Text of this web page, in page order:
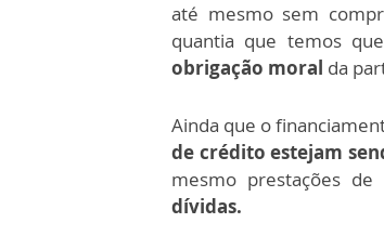
até mesmo sem
quantia que temos
obrigação moral da
Ainda que o
de crédito estejam
mesmo prestações de
dívidas.